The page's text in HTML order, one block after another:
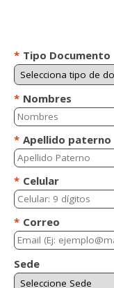
* Tipo Documento
* Nombres
* Apellido paterno
* Celular
* Correo
Sede